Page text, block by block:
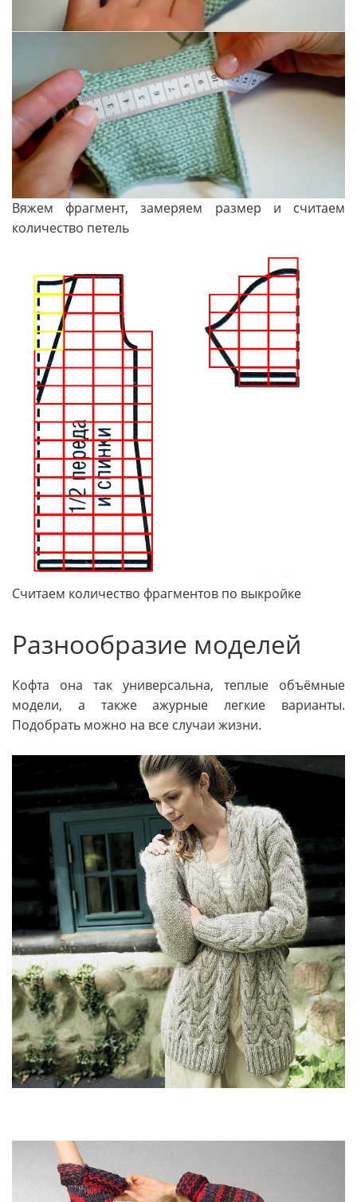
Вяжем фрагмент, замеряем размер и считаем
количество петель
Считаем количество фрагментов по выкройке
Разнообразие моделей
Кофта она так универсальна, теплые объёмные
модели, а также ажурные легкие варианты.
Подобрать можно на все случаи жизни.